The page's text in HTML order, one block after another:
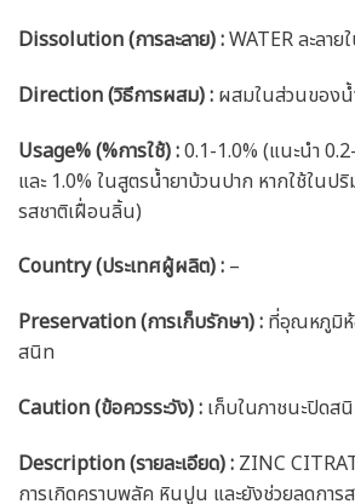
Dissolution (การละลาย) :WATER ละลาย
Direction (วิธีการผสม) : ผสมในส่วนของ
Usage% (%การใช้) :0.1-1.0% (แนะนำ
และ 1.0% ในสูตรน้ำยาบ้วนปาก หากใช้ในป
รสชาติเฝื่อนลิ้น)
Country (ประเทศผู้ผลิต) : –
Preservation (การเก็บรักษา) : ที่อุณหภูมิห้
สนิท
Caution(ข้อควรระวัง) : เก็บในภาชนะปิดส
Description (รายละเอียด): ZINC
การเกิดคราบพลัค หินปูน และยังช่วยลดการ